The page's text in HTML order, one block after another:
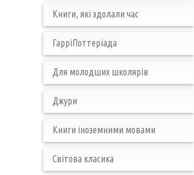
Книги, які здолали час
ГарріПоттеріада
Для молодших школярів
Джури
Книги іноземними мовами
Світова класика